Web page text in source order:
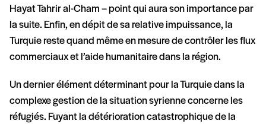
Hayat Tahrir al-Cham – point qui aura son importance par
la suite. Enfin, en dépit de sa relative impuissance, la
Turquie reste quand même en mesure de contrôler les flux
commerciaux et l’aide humanitaire dans la région.
Un dernier élément déterminant pour la Turquie dans la
complexe gestion de la situation syrienne concerne les
réfugiés. Fuyant la détérioration catastrophique de la